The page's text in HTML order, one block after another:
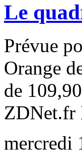
Le
Prévue
Orange
de
ZDNet.fr
mercredi